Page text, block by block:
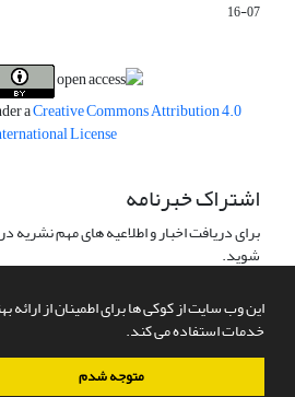
این وب سایت از کوکی ها برای اطمینان از ارائه
خدمات استفاده می کند.
متوجه شدم
07-16
aCreative Commons Attribution 4.0
License
اشتراک خبرنامه
برای دریافت اخبار و اطلاعیه های مهم
شوید.